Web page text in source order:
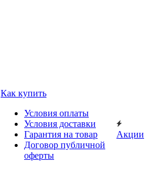
Как купить
Условия оплаты
Условия доставки
Гарантия на товар
Договор публичной
оферты
Акции